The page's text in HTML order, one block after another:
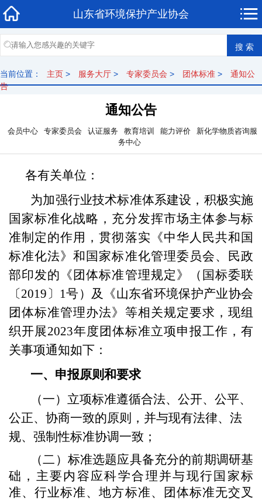
山东省环境保护产业协会
当前位置： 主页 > 服务大厅 > 专家委员会 > 团体标准 >
通知公
告
通知公告
会员中心 专家委员会 认证服务 教育培训 能力评价
新化学物质咨询服
务中心
各有关单位：
为加强行业技术标准体系建设，积极实施
国家标准化战略，充分发挥市场主体参与标
准制定的作用，贯彻落实《中华人民共和国
标准化法》和国家标准化管理委员会、民政
部印发的《团体标准管理规定》（国标委联
〔2019〕1号）及《山东省环境保护产业协会
团体标准管理办法》等相关规定要求，现组
织开展2023年度团体标准立项申报工作，有
关事项通知如下：
一、申报原则和要求
（一）立项标准遵循合法、公开、公平、
公正、协商一致的原则，并与现有法律、法
规、强制性标准协调一致；
（二）标准选题应具备充分的前期调研基
础，主要内容应科学合理并与现行国家标
准、行业标准、地方标准、团体标准无交叉